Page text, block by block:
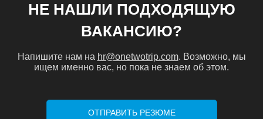
НЕ НАШЛИ ПОДХОДЯЩУЮ
ВАКАНСИЮ?
Напишите нам на hr@onetwotrip.com. Возможно, мы
ищем именно вас, но пока не знаем об этом.
ОТПРАВИТЬ РЕЗЮМЕ